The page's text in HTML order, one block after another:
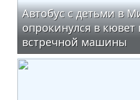
Автобус с детьми в
опрокинулся в кювет
встречной машины